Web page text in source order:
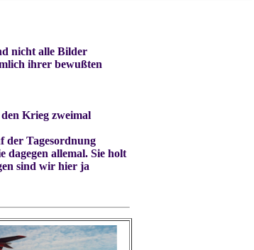
nicht alle Bilder
ihrer bewußten
Krieg zweimal
der Tagesordnung
dagegen allemal. Sie holt
sind wir hier ja